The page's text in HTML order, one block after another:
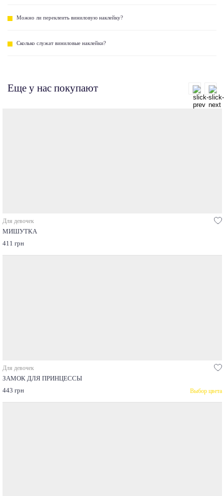
Можно ли переклеить виниловую наклейку?
Сколько служат виниловые наклейки?
Еще у нас покупают
Для девочек
МИШУТКА
411 грн
Для девочек
ЗАМОК ДЛЯ ПРИНЦЕССЫ
443 грн
Выбор цвета